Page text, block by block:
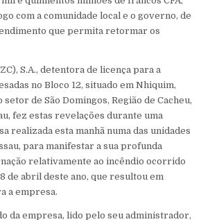
com a comunidade local e o governo, de
que permita retormar os
S.A., detentora de licença para a
no Bloco 12, situado em Nhiquim,
setor de São Domingos, Região de Cacheu,
fez estas revelações durante uma
realizada esta manhã numa das unidades
para manifestar a sua profunda
relativamente ao incêndio ocorrido
de abril deste ano, que resultou em
a empresa.
da empresa, lido pelo seu administrador,